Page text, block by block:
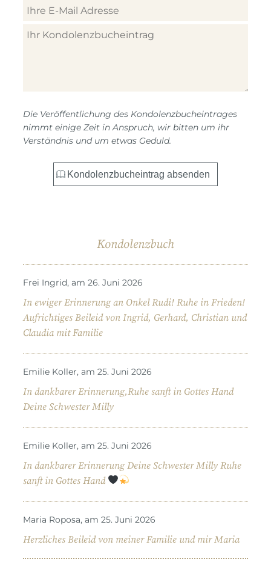
Die Veröffentlichung des Kondolenzbucheintrages
nimmt einige Zeit in Anspruch, wir bitten um ihr
Verständnis und um etwas Geduld.
Kondolenzbuch
Frei Ingrid, am 26. Juni 2026
In ewiger Erinnerung an Onkel Rudi! Ruhe in Frieden!
Aufrichtiges Beileid von Ingrid, Gerhard, Christian und
Claudia mit Familie
Emilie Koller, am 25. Juni 2026
In dankbarer Erinnerung,Ruhe sanft in Gottes Hand
Deine Schwester Milly
Emilie Koller, am 25. Juni 2026
In dankbarer Erinnerung Deine Schwester Milly Ruhe
sanft in Gottes Hand
Maria Roposa, am 25. Juni 2026
Herzliches Beileid von meiner Familie und mir Maria